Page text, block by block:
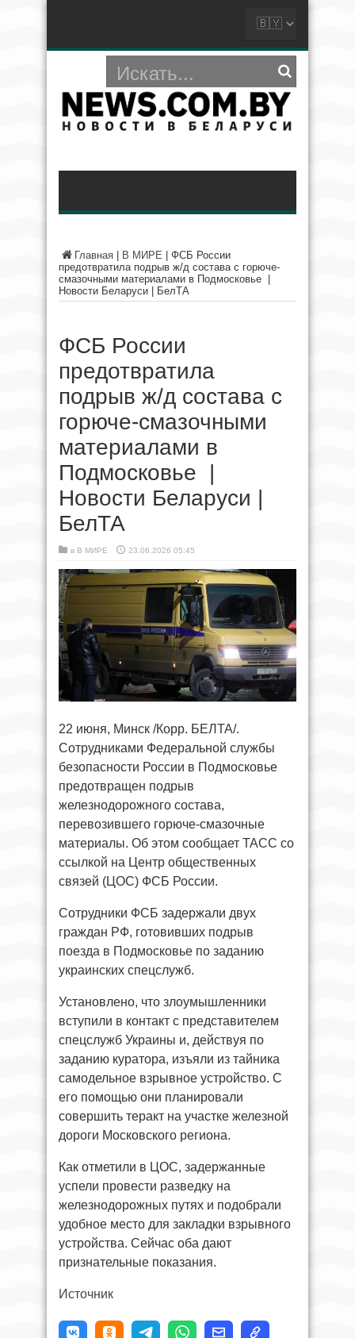
Главная В МИРЕ
ФСБ России
предотвратила подрыв ж/д состава с горюче-
смазочными материалами в Подмосковье |
Новости Беларуси | БелТА
ФСБ России
предотвратила
подрыв ж/д состава с
горюче-смазочными
материалами в
Подмосковье |
Новости Беларуси |
БелТА
в В МИРЕ 23.06.2026 05:45
22 июня, Минск /Корр. БЕЛТА/.
Сотрудниками Федеральной службы
безопасности России в Подмосковье
предотвращен подрыв
железнодорожного состава,
перевозившего горюче-смазочные
материалы. Об этом сообщает ТАСС со
ссылкой на Центр общественных
связей (ЦОС) ФСБ России.
Сотрудники ФСБ задержали двух
граждан РФ, готовивших подрыв
поезда в Подмосковье по заданию
украинских спецслужб.
Установлено, что злоумышленники
вступили в контакт с представителем
спецслужб Украины и, действуя по
заданию куратора, изъяли из тайника
самодельное взрывное устройство. С
его помощью они планировали
совершить теракт на участке железной
дороги Московского региона.
Как отметили в ЦОС, задержанные
успели провести разведку на
железнодорожных путях и подобрали
удобное место для закладки взрывного
устройства. Сейчас оба дают
признательные показания.
Источник